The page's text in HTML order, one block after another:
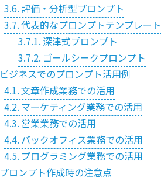
評価・分析型プロンプト
代表的なプロンプトテンプレート
深津式プロンプト
ゴールシークプロンプト
ビジネスでのプロンプト活用例
文章作成業務での活用
マーケティング業務での活用
営業業務での活用
バックオフィス業務での活用
プログラミング業務での活用
プロンプト作成時の注意点